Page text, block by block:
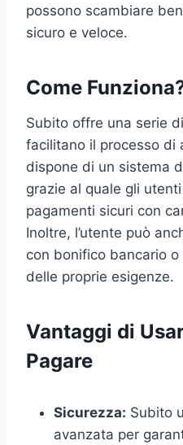
possono scambiare
sicuro e veloce.
Come
Subito offre una serie
facilitano il processo di
dispone di un sistema
grazie al quale gli
pagamenti sicuri con
Inoltre, l’utente può
con bonifico bancario
delle proprie esigenze.
Vantaggi di
Pagare
Sicurezza: Subito
avanzata per